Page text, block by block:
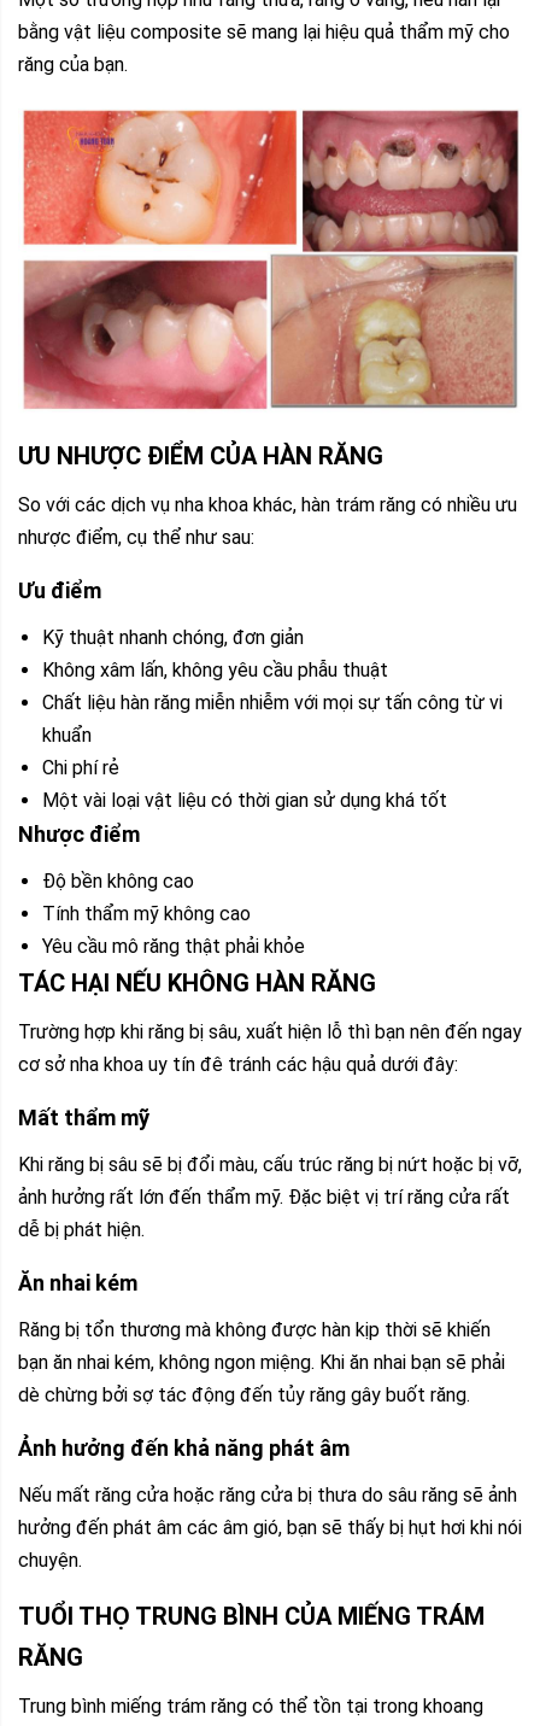
bằng vật liệu composite sẽ mang lại hiệu quả thẩm mỹ cho
răng của bạn.
ƯU NHƯỢC ĐIỂM CỦA HÀN RĂNG
So với các dịch vụ nha khoa khác, hàn trám răng có nhiều ưu
nhược điểm, cụ thể như sau:
Ưu điểm
Kỹ thuật nhanh chóng, đơn giản
Không xâm lấn, không yêu cầu phẫu thuật
Chất liệu hàn răng miễn nhiễm với mọi sự tấn công từ vi
khuẩn
Chi phí rẻ
Một vài loại vật liệu có thời gian sử dụng khá tốt
Nhược điểm
Độ bền không cao
Tính thẩm mỹ không cao
Yêu cầu mô răng thật phải khỏe
TÁC HẠI NẾU KHÔNG HÀN RĂNG
Trường hợp khi răng bị sâu, xuất hiện lỗ thì bạn nên đến ngay
cơ sở nha khoa uy tín đê tránh các hậu quả dưới đây:
Mất thẩm mỹ
Khi răng bị sâu sẽ bị đổi màu, cấu trúc răng bị nứt hoặc bị vỡ,
ảnh hưởng rất lớn đến thẩm mỹ. Đặc biệt vị trí răng cửa rất
dễ bị phát hiện.
Ăn nhai kém
Răng bị tổn thương mà không được hàn kịp thời sẽ khiến
bạn ăn nhai kém, không ngon miệng. Khi ăn nhai bạn sẽ phải
dè chừng bởi sợ tác động đến tủy răng gây buốt răng.
Ảnh hưởng đến khả năng phát âm
Nếu mất răng cửa hoặc răng cửa bị thưa do sâu răng sẽ ảnh
hưởng đến phát âm các âm gió, bạn sẽ thấy bị hụt hơi khi nói
chuyện.
TUỔI THỌ TRUNG BÌNH CỦA MIẾNG TRÁM
RĂNG
Trung bình miếng trám răng có thể tồn tại trong khoang